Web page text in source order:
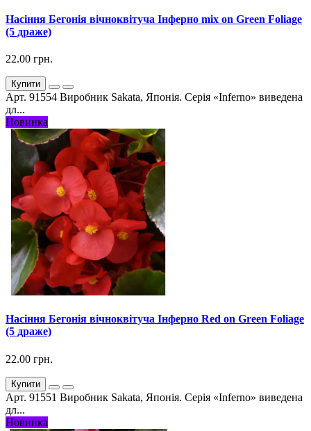
Насіння Бегонія вічноквітуча Інферно mix on Green Foliage
(5 драже)
22.00 грн.
Купити
Арт. 91554 Виробник Sakata, Японія. Серія «Inferno» виведена
дл...
Новинка
Насіння Бегонія вічноквітуча Інферно Red on Green Foliage
(5 драже)
22.00 грн.
Купити
Арт. 91551 Виробник Sakata, Японія. Серія «Inferno» виведена
дл...
Новинка